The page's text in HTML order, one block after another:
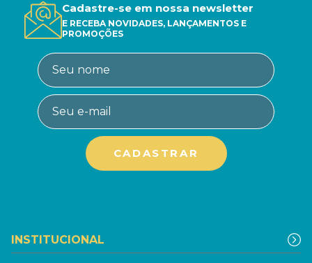
Cadastre-se em nossa newsletter
E RECEBA NOVIDADES, LANÇAMENTOS E
PROMOÇÕES
INSTITUCIONAL